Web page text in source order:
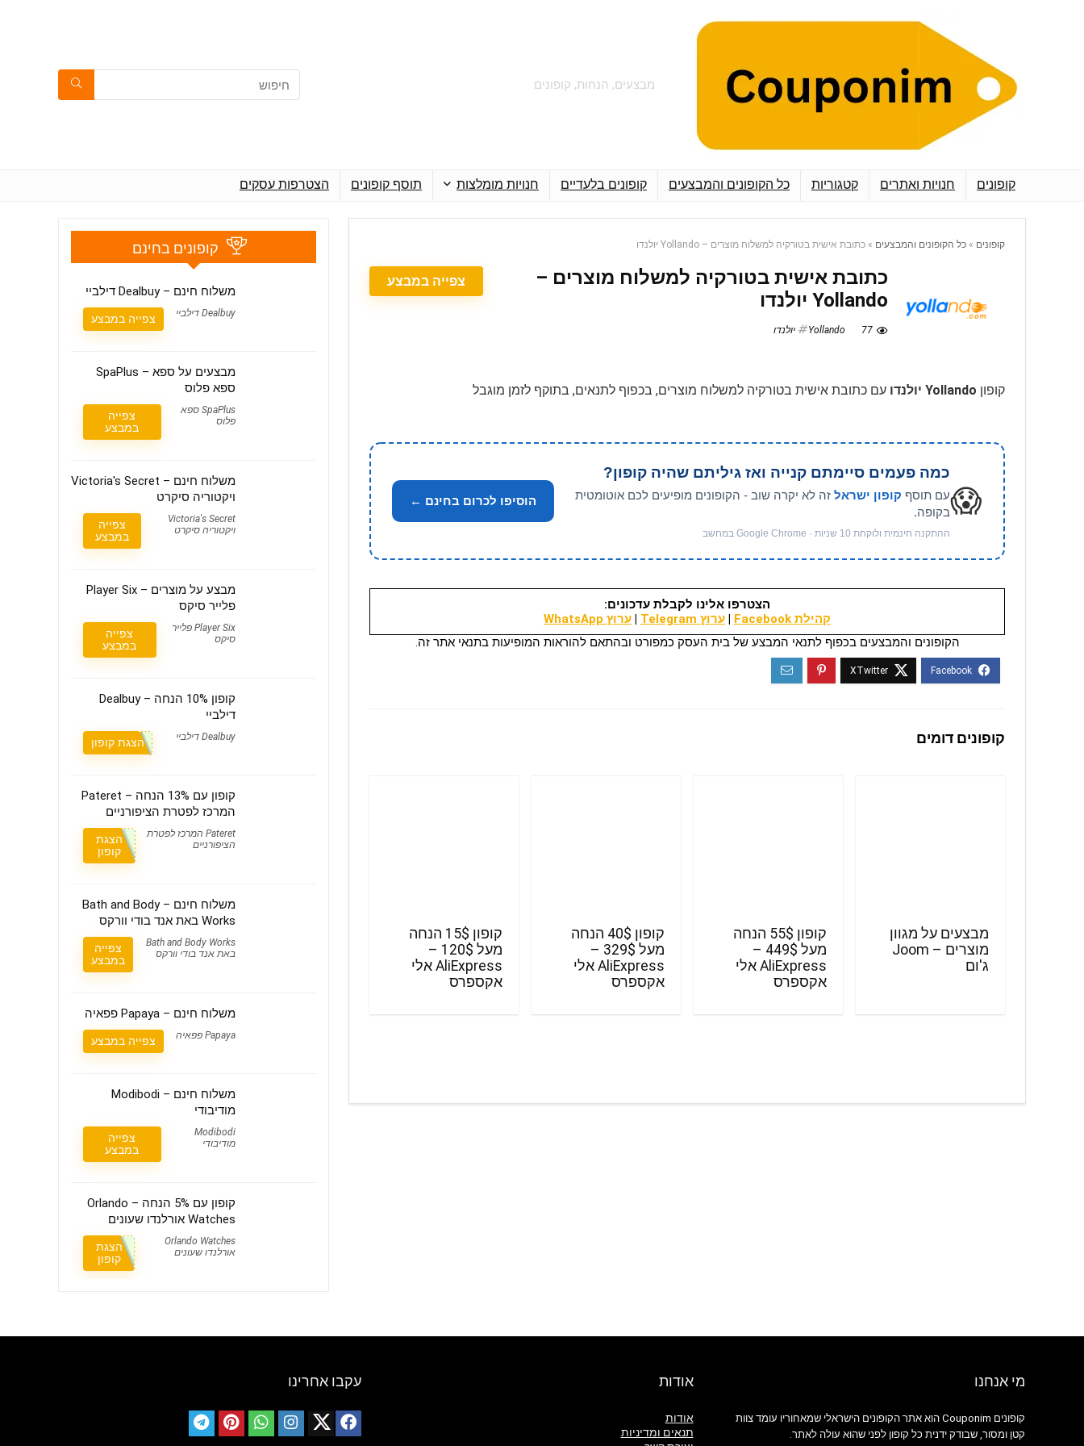
מבצעים, הנחות, קופונים
קופונים חנויות ואתרים קטגוריות כל הקופונים והמבצעים קופונים בלעדיים חנויות מומלצות תוסף קופונים הצטרפות עסקים
קופונים » כל הקופונים והמבצעים » כתובת אישית בטורקיה למשלוח מוצרים – Yollando יולנדו
כתובת אישית בטורקיה למשלוח מוצרים –
Yollando יולנדו
77 Yollando יולנדו
צפייה במבצע
קופון Yollando יולנדו עם כתובת אישית בטורקיה למשלוח מוצרים, בכפוף לתנאים, בתוקף לזמן מוגבל
😱
כמה פעמים סיימתם קנייה ואז גיליתם שהיה קופון?
עם תוסף קופון ישראל זה לא יקרה שוב - הקופונים מופיעים לכם אוטומטית
בקופה.
ההתקנה חינמית ולוקחת 10 שניות · Google Chrome במחשב
הוסיפו לכרום בחינם ←
הצטרפו אלינו לקבלת עדכונים:
קהילת Facebook
| ערוץ Telegram | ערוץ WhatsApp
הקופונים והמבצעים בכפוף לתנאי המבצע של בית העסק כמפורט ובהתאם להוראות המופיעות בתנאי אתר זה.
קופונים דומים
מבצעים על מגוון
מוצרים – Joom
ג'ום
קופון 55$ הנחה
מעל 449$ –
AliExpress אלי
אקספרס
קופון 40$ הנחה
מעל 329$ –
AliExpress אלי
אקספרס
קופון 15$ הנחה
מעל 120$ –
AliExpress אלי
אקספרס
קופונים בחינם
משלוח חינם – Dealbuy דילביי
Dealbuy דילביי צפייה במבצע
מבצעים על ספא – SpaPlus
ספא פלוס
SpaPlus ספא
פלוס
צפייה
במבצע
משלוח חינם – Victoria's Secret
ויקטוריה סיקרט
Victoria's Secret
ויקטוריה סיקרט
צפייה
במבצע
מבצע על מוצרים – Player Six
פלייר סיקס
Player Six פלייר
סיקס
צפייה
במבצע
קופון 10% הנחה – Dealbuy
דילביי
Dealbuy דילביי הצגת קופון
קופון עם 13% הנחה – Pateret
המרכז לפטרת הציפורניים
Pateret המרכז לפטרת
הציפורניים
הצגת
קופון
משלוח חינם – Bath and Body
Works באת אנד בודי וורקס
Bath and Body Works
באת אנד בודי וורקס
צפייה
במבצע
משלוח חינם – Papaya פפאיה
Papaya פפאיה צפייה במבצע
משלוח חינם – Modibodi
מודיבודי
Modibodi
מודיבודי
צפייה
במבצע
קופון עם 5% הנחה – Orlando
Watches אורלנדו שעונים
Orlando Watches
אורלנדו שעונים
הצגת
קופון
מי אנחנו
קופונים Couponim הוא אתר הקופונים הישראלי שמאחוריו עומד צוות
קטן ומסור, שבודק ידנית כל קופון לפני שהוא עולה לאתר.
אודות
אודות
תנאים ומדיניות
עקבו אחרינו